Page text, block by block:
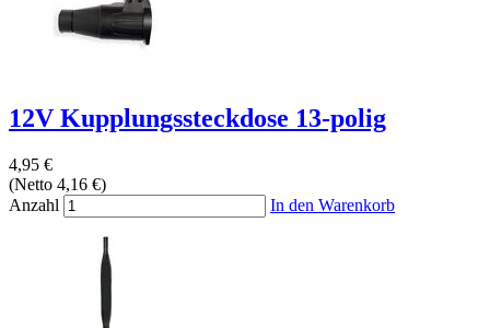
12V Kupplungssteckdose 13-polig
4,95 €
(Netto 4,16 €)
Anzahl
In den Warenkorb